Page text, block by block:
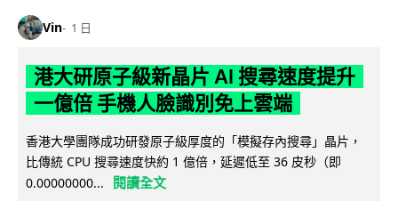
Vin 1 日
港大研原子級新晶片 AI 搜尋速度提升
一億倍 手機人臉識別免上雲端
香港大學團隊成功研發原子級厚度的「模擬存內搜尋」晶片，
比傳統 CPU 搜尋速度快約 1 億倍，延遲低至 36 皮秒（即
0.00000000...
閱讀全文